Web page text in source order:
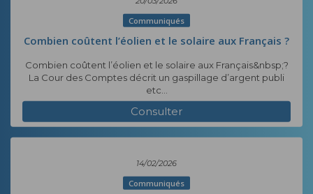
Communiqués
Combien coûtent l’éolien et le solaire aux Français ?
Combien coûtent l’éolien et le solaire aux Français&nbsp;?
La Cour des Comptes décrit un gaspillage d’argent publi
etc...
Consulter
14/02/2026
Communiqués